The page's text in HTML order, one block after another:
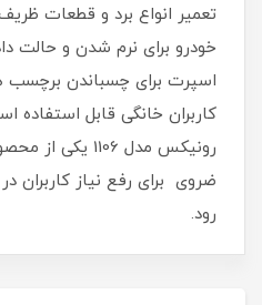
تعمیر انواع برد و قطعات
خودرو برای نرم شدن و حالت
اسپرت برای چسباندن برچسب
کاربران خانگی قابل
رونیکس مدل 1106
ضروی برای رفع نیاز کاربران
رود.